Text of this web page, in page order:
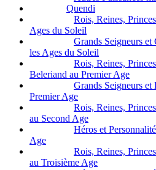
Quendi
Rois, Reines,
Ages du Soleil
Grands Seigneurs et
les Ages du Soleil
Rois, Reines,
Beleriand au Premier Age
Grands Seigneurs
Premier Age
Rois, Reines,
au Second Age
Héros et
Age
Rois, Reines,
au Troisième Age